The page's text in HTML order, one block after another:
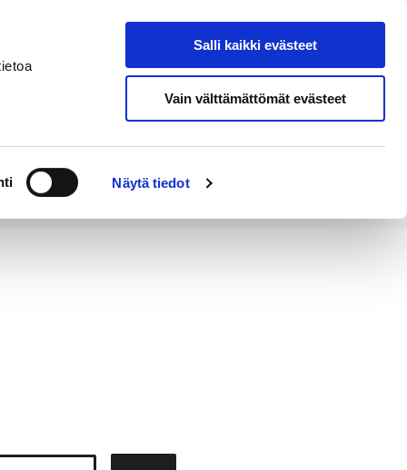
Näytä tiedot
Salli kaikki evästeet
Vain välttämättömät evästeet
Hae sivustolta